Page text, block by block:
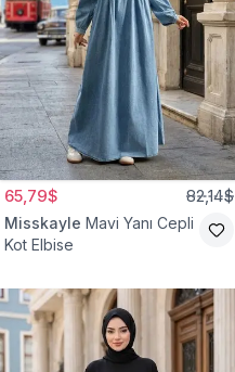
65,79$ 82,14$
Misskayle Mavi Yanı Cepli
Kot Elbise